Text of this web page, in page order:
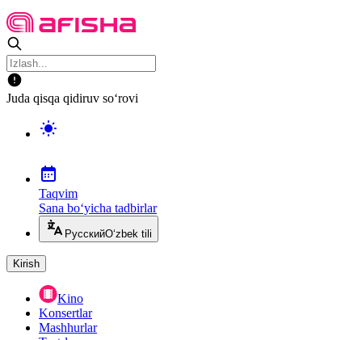
Juda qisqa qidiruv so‘rovi
Taqvim
Sana bo‘yicha tadbirlar
РусскийO‘zbek tili
Kirish
Kino
Konsertlar
Mashhurlar